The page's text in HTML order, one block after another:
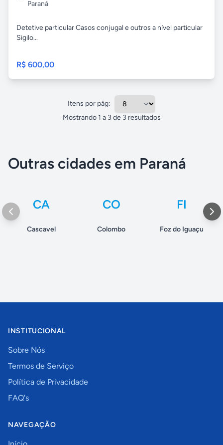
Paraná
Detetive particular Casos conjugal e outros a nível particular
Sigilo...
R$ 600,00
Itens por pág:
Mostrando 1 a 3 de 3 resultados
Outras cidades em Paraná
CA
Cascavel
CO
Colombo
FI
Foz do Iguaçu
INSTITUCIONAL
Sobre Nós
Termos de Serviço
Política de Privacidade
FAQ's
NAVEGAÇÃO